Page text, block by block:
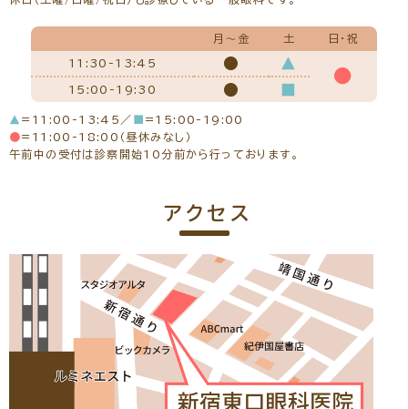
月～金 土 日・祝
11:30-13:45 ● ▲
●
15:00-19:30 ●
▲ =11:00-13:45／
=15:00-19:00
●=11:00-18:00（昼休みなし）
午前中の受付は診察開始10分前から行っております。
アクセス